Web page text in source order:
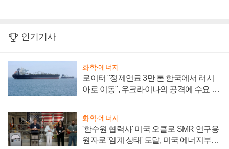
인기기사
화학·에너지
로이터 "정제연료 3만 톤 한국에서 러시
아로 이동", 우크라이나의 공격에 수요 늘
화학·에너지
'한수원 협력사' 미국 오클로 SMR 연구용
원자로 '임계 상태' 도달, 미국 에너지부